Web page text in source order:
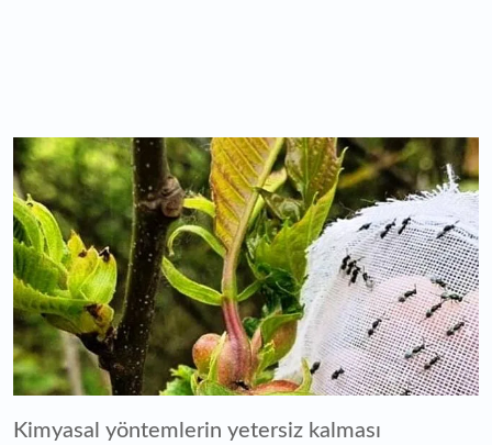
Kimyasal yöntemlerin yetersiz kalması